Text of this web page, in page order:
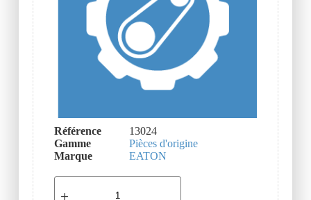
Référence
13024
Gamme
Pièces d'origine
Marque
EATON